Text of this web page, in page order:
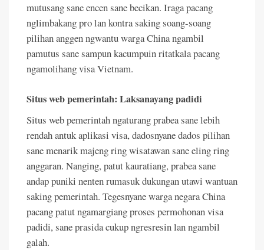
mutusang sane encen sane becikan. Iraga pacang
nglimbakang pro lan kontra saking soang-soang
pilihan anggen ngwantu warga China ngambil
pamutus sane sampun kacumpuin ritatkala pacang
ngamolihang visa Vietnam.
Situs web pemerintah: Laksanayang padidi
Situs web pemerintah ngaturang prabea sane lebih
rendah antuk aplikasi visa, dadosnyane dados pilihan
sane menarik majeng ring wisatawan sane eling ring
anggaran. Nanging, patut kauratiang, prabea sane
andap puniki nenten rumasuk dukungan utawi wantuan
saking pemerintah. Tegesnyane warga negara China
pacang patut ngamargiang proses permohonan visa
padidi, sane prasida cukup ngresresin lan ngambil
galah.